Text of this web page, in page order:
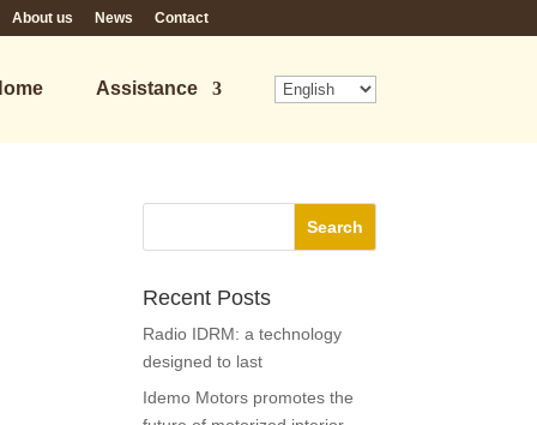
About us News Contact
Assistance
Recent Posts
Radio IDRM: a technology
designed to last
Idemo Motors promotes the